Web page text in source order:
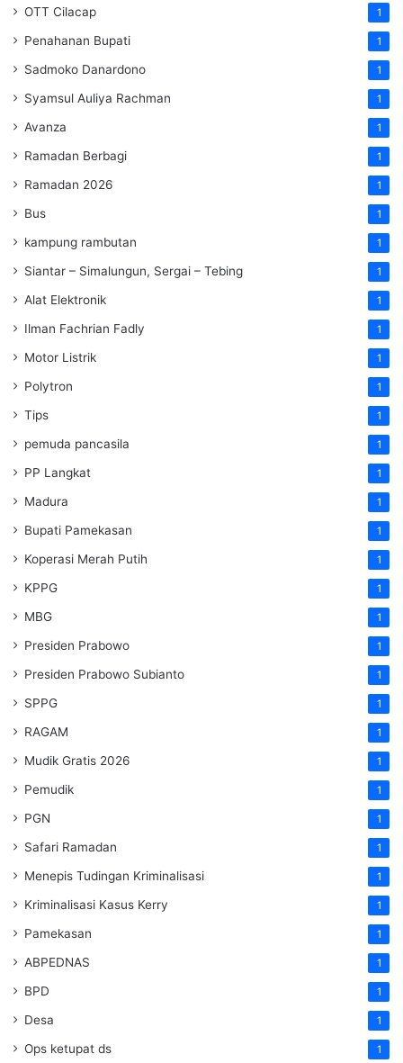
OTT Cilacap 1
Penahanan Bupati 1
Sadmoko Danardono 1
Syamsul Auliya Rachman 1
Avanza 1
Ramadan Berbagi 1
Ramadan 2026 1
Bus 1
kampung rambutan 1
Siantar – Simalungun, Sergai – Tebing 1
Alat Elektronik 1
Ilman Fachrian Fadly 1
Motor Listrik 1
Polytron 1
Tips 1
pemuda pancasila 1
PP Langkat 1
Madura 1
Bupati Pamekasan 1
Koperasi Merah Putih 1
KPPG 1
MBG 1
Presiden Prabowo 1
Presiden Prabowo Subianto 1
SPPG 1
RAGAM 1
Mudik Gratis 2026 1
Pemudik 1
PGN 1
Safari Ramadan 1
Menepis Tudingan Kriminalisasi 1
Kriminalisasi Kasus Kerry 1
Pamekasan 1
ABPEDNAS 1
BPD 1
Desa 1
Ops ketupat ds 1